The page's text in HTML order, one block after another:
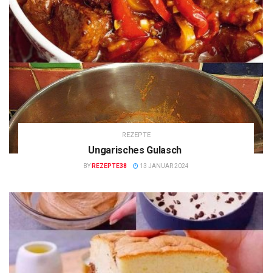
REZEPTE
Ungarisches Gulasch
BY REZEPTE38 13 JANUAR 2024